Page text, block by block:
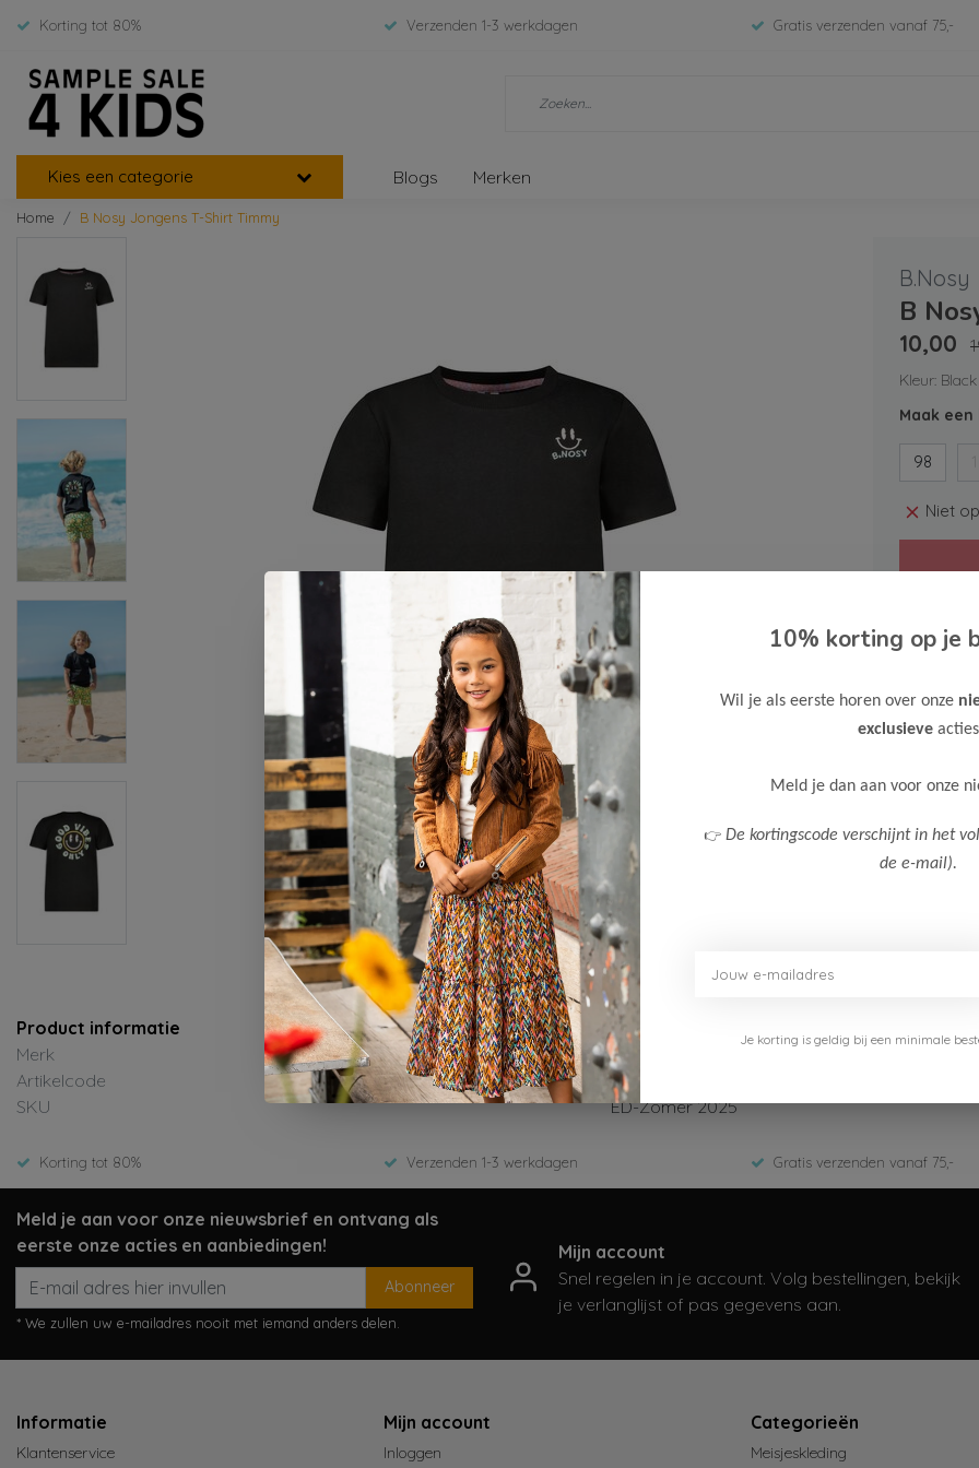
Korting tot 80% Verzenden 1-3 werkdagen Gratis verzenden vanaf 75,-
Kies een categorie Blogs Merken
Home B Nosy Jongens T-Shirt Timmy
B.Nosy
B
10,00
Kleur: Black
Maak een
98
Niet
Gratis
Meer
Product informatie
Merk
B.Nosy
Artikelcode
Y502-6405-099
SKU
ED-Zomer 2025
Korting tot 80% Verzenden 1-3 werkdagen Gratis verzenden vanaf 75,-
Meld je aan voor onze nieuwsbrief en ontvang als
eerste onze acties en aanbiedingen!
Abonneer
* We zullen uw e-mailadres nooit met iemand anders delen.
Mijn account
Snel regelen in je account. Volg bestellingen, bekijk
je verlanglijst of pas gegevens aan.
Informatie
Klantenservice
Mijn account
Inloggen
Categorieën
Meisjeskleding
10% korting op je
Wil je als eerste horen over onze
exclusieve
Meld je dan aan voor onze
👉 De kortingscode verschijnt in het
de e-mail).
Je korting is geldig bij een minimale